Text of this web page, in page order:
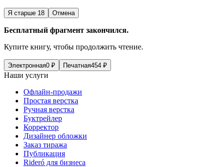
Я старше 18 Отмена
Бесплатный фрагмент закончился.
Купите книгу, чтобы продолжить чтение.
Электронная0 ₽ Печатная454 ₽
Наши услуги
Офлайн-продажи
Простая верстка
Ручная верстка
Буктрейлер
Корректор
Дизайнер обложки
Заказ тиража
Публикация
Rideró для бизнеса